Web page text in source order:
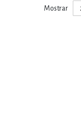
Mostrar